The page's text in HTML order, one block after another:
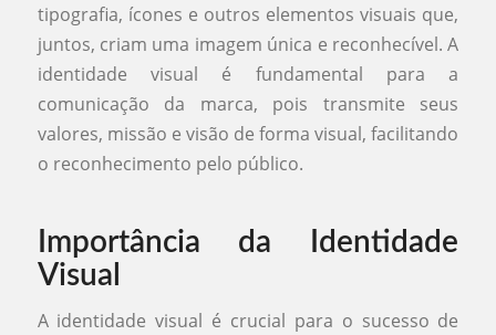
tipografia, ícones e outros elementos visuais que,
juntos, criam uma imagem única e reconhecível. A
identidade visual é fundamental para a
comunicação da marca, pois transmite seus
valores, missão e visão de forma visual, facilitando
o reconhecimento pelo público.
Importância da Identidade
Visual
A identidade visual é crucial para o sucesso de